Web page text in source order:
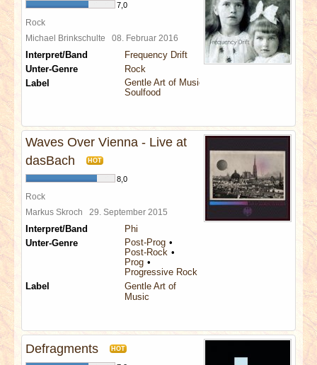
7,0
Rock
Michael Brinkschulte 08. Februar 2016
Interpret/Band
Frequency Drift
Unter-Genre
Rock
Label
Gentle Art of Music
Soulfood
Waves Over Vienna - Live at
dasBach
HOT
8,0
Rock
Markus Skroch 29. September 2015
Interpret/Band
Phi
Unter-Genre
Post-Prog
Post-Rock
Prog
Progressive Rock
Label
Gentle Art of
Music
Defragments HOT